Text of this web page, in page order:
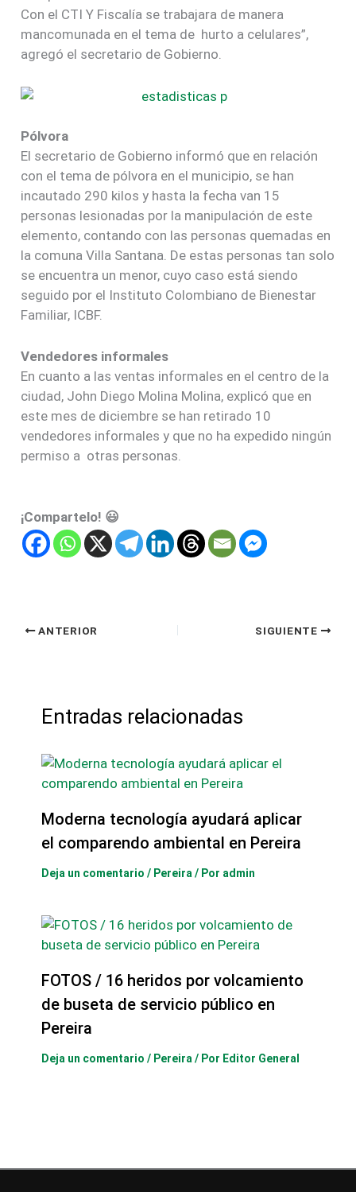
Con el CTI Y Fiscalía se trabajara de manera
mancomunada en el tema de hurto a celulares”,
agregó el secretario de Gobierno.
Pólvora
El secretario de Gobierno informó que en relación
con el tema de pólvora en el municipio, se han
incautado 290 kilos y hasta la fecha van 15
personas lesionadas por la manipulación de este
elemento, contando con las personas quemadas en
la comuna Villa Santana. De estas personas tan solo
se encuentra un menor, cuyo caso está siendo
seguido por el Instituto Colombiano de Bienestar
Familiar, ICBF.
Vendedores informales
En cuanto a las ventas informales en el centro de la
ciudad, John Diego Molina Molina, explicó que en
este mes de diciembre se han retirado 10
vendedores informales y que no ha expedido ningún
permiso a otras personas.
¡Compartelo! 😃
ANTERIOR SIGUIENTE
Entradas relacionadas
Moderna tecnología ayudará aplicar
el comparendo ambiental en Pereira
Deja un comentario / Pereira / Por admin
FOTOS / 16 heridos por volcamiento
de buseta de servicio público en
Pereira
Deja un comentario / Pereira / Por Editor General